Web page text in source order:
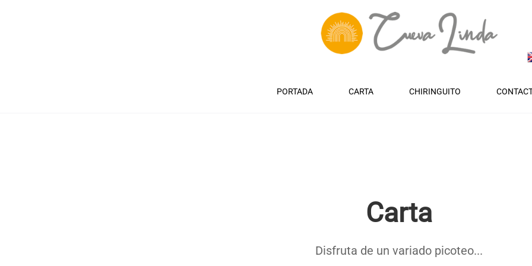
PORTADA CARTA CHIRINGUITO
Carta
Disfruta de un variado picoteo...